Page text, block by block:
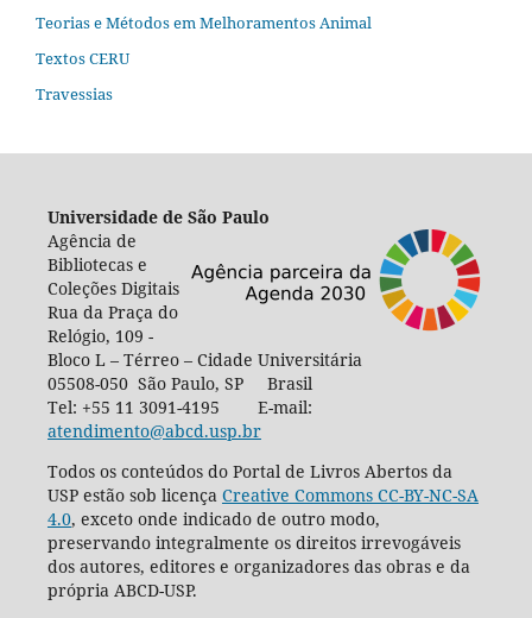
Teorias e Métodos em Melhoramentos Animal
Textos CERU
Travessias
Universidade de São Paulo
Agência de
Bibliotecas e
Coleções Digitais
Rua da Praça do
Relógio, 109 -
Bloco L – Térreo – Cidade Universitária
05508-050 São Paulo, SP Brasil
Tel: +55 11 3091-4195 E-mail:
atendimento@abcd.usp.br
Todos os conteúdos do Portal de Livros Abertos da
USP estão sob licença Creative Commons CC-BY-NC-SA
4.0, exceto onde indicado de outro modo,
preservando integralmente os direitos irrevogáveis
dos autores, editores e organizadores das obras e da
própria ABCD-USP.